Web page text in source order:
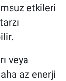
etkileri
veya
az enerji